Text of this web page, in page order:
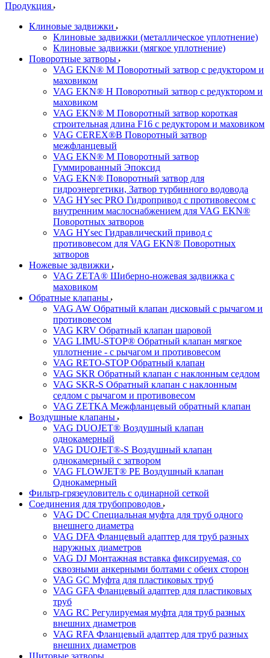
Продукция
Клиновые задвижки
Клиновые задвижки (металлическое уплотнение)
Клиновые задвижки (мягкое уплотнение)
Поворотные затворы
VAG EKN® M Поворотный затвор с редуктором и
маховиком
VAG EKN® H Поворотный затвор с редуктором и
маховиком
VAG EKN® M Поворотный затвор короткая
строительная длина F16 с редуктором и маховиком
VAG CEREX®B Поворотный затвор
межфланцевый
VAG EKN® M Поворотный затвор
Гуммированный Эпоксид
VAG EKN® Поворотный затвор для
гидроэнергетики, Затвор турбинного водовода
VAG HYsec PRO Гидропривод с противовесом с
внутренним маслоснабжением для VAG EKN®
Поворотных затворов
VAG HYsec Гидравлический привод с
противовесом для VAG EKN® Поворотных
затворов
Ножевые задвижки
VAG ZETA® Шиберно-ножевая задвижка с
маховиком
Обратные клапаны
VAG AW Обратный клапан дисковый с рычагом и
противовесом
VAG KRV Обратный клапан шаровой
VAG LIMU-STOP® Обратный клапан мягкое
уплотнение - с рычагом и противовесом
VAG RETO-STOP Обратный клапан
VAG SKR Обратный клапан с наклонным седлом
VAG SKR-S Обратный клапан с наклонным
седлом с рычагом и противовесом
VAG ZETKA Межфланцевый обратный клапан
Воздушные клапаны
VAG DUOJET® Воздушный клапан
однокамерный
VAG DUOJET®-S Воздушный клапан
однокамерный с затвором
VAG FLOWJET® PE Воздушный клапан
Однокамерный
Фильтр-грязеуловитель с одинарной сеткой
Соединения для трубопроводов
VAG DC Специальная муфта для труб одного
внешнего диаметра
VAG DFA Фланцевый адаптер для труб разных
наружных диаметров
VAG DJ Монтажная вставка фиксируемая, со
сквозными анкерными болтами с обеих сторон
VAG GC Муфта для пластиковых труб
VAG GFA Фланцевый адаптер для пластиковых
труб
VAG RC Регулируемая муфта для труб разных
внешних диаметров
VAG RFA Фланцевый адаптер для труб разных
внешних диаметров
Щитовые затворы